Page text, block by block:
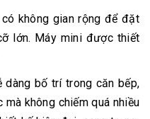
không gian rộng để đặt
lớn. Máy mini được thiết
bố trí trong căn bếp,
không chiếm quá nhiều